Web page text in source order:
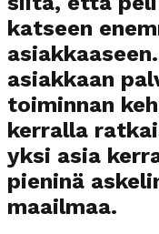
katseen
asiakkaan
toiminnan
kerralla
yksi asia
pieninä
maailmaa.